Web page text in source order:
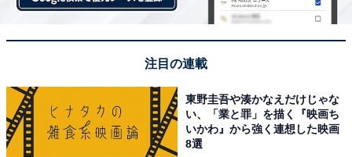
注目の連載
東野圭吾や湊かなえだけじゃな
い、「業と罪」を描く『映画ち
いかわ』から強く連想した映画
8選